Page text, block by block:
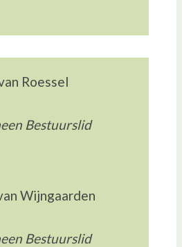
Roessel
Bestuurslid
Wijngaarden
Bestuurslid